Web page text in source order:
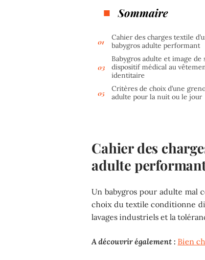
Sommaire
Cahier des charges textile
babygros adulte performant
Babygros adulte et image de
dispositif médical au
identitaire
Critères de choix d’une
adulte pour la nuit ou le jour
Cahier des
adulte
Un babygros pour adulte mal
choix du textile conditionne
lavages industriels et la
A découvrir également : Bien